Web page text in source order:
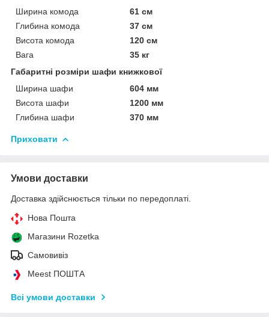
Ширина комода
61 см
Глибина комода
37 см
Висота комода
120 см
Вага
35 кг
Габаритні розміри шафи книжкової
Ширина шафи
604 мм
Висота шафи
1200 мм
Глибина шафи
370 мм
Приховати
Умови доставки
Доставка здійснюється тільки по передоплаті.
Нова Пошта
Магазини Rozetka
Самовивіз
Meest ПОШТА
Всі умови доставки